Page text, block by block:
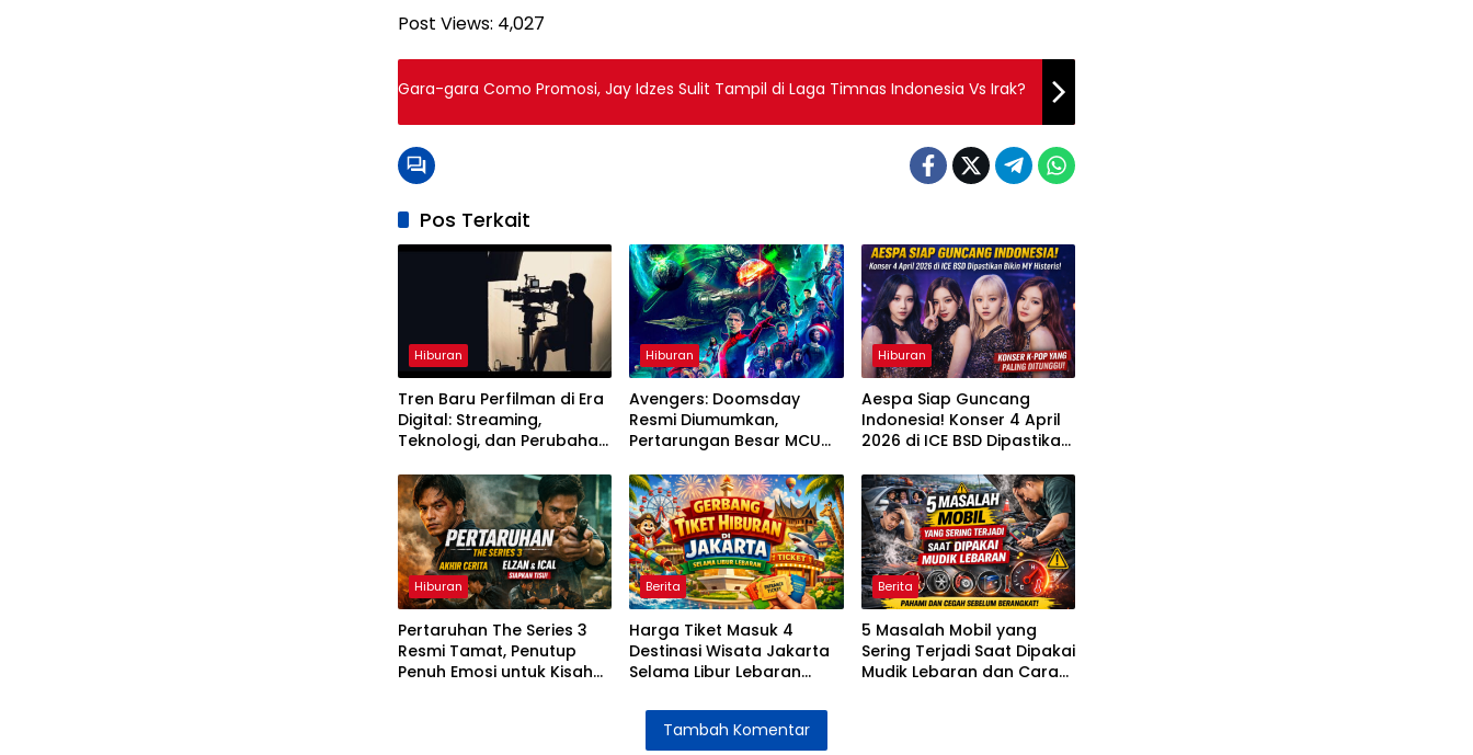
Post Views: 4,027
Gara-gara Como Promosi, Jay Idzes Sulit Tampil di Laga Timnas Indonesia Vs Irak?
Pos Terkait
Hiburan
Tren Baru Perfilman di Era
Digital: Streaming,
Teknologi, dan Perubahan
Hiburan
Avengers: Doomsday
Resmi Diumumkan,
Pertarungan Besar MCU
Hiburan
Aespa Siap Guncang
Indonesia! Konser 4 April
2026 di ICE BSD Dipastikan
Hiburan
Pertaruhan The Series 3
Resmi Tamat, Penutup
Penuh Emosi untuk Kisah
Berita
Harga Tiket Masuk 4
Destinasi Wisata Jakarta
Selama Libur Lebaran
Berita
5 Masalah Mobil yang
Sering Terjadi Saat Dipakai
Mudik Lebaran dan Cara
Tambah Komentar